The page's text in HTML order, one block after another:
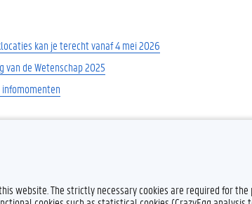
kan je terecht vanaf 4 mei 2026
van de Wetenschap 2025
infomomenten
website. The strictly necessary cookies are required for